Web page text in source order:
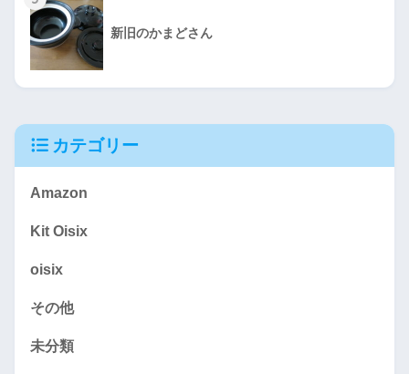
新旧のかまどさん
カテゴリー
Amazon
Kit Oisix
oisix
その他
未分類